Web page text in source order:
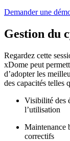
Demander une
Gestion du
Regardez cette
xDome peut
d’adopter les
des capacités telles
Visibilité des
l’utilisation
Maintenance
correctifs